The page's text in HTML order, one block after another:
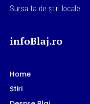
Sursa ta de știri locale.
infoBlaj.ro
Home
Știri